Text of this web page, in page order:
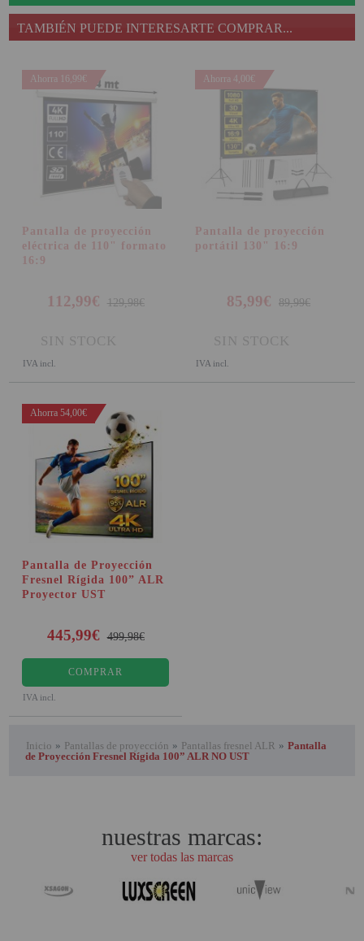
TAMBIÉN PUEDE INTERESARTE COMPRAR...
Ahorra 16,99€
Pantalla de proyección
eléctrica de 110" formato
16:9
112,99€ 129,98€
SIN STOCK
IVA incl.
Ahorra 4,00€
Pantalla de proyección
portátil 130" 16:9
85,99€ 89,99€
SIN STOCK
IVA incl.
Ahorra 54,00€
Pantalla de Proyección
Fresnel Rígida 100” ALR
Proyector UST
445,99€ 499,98€
COMPRAR
IVA incl.
Inicio » Pantallas de proyección » Pantallas fresnel ALR » Pantalla
de Proyección Fresnel Rígida 100” ALR NO UST
nuestras marcas:
ver todas las marcas